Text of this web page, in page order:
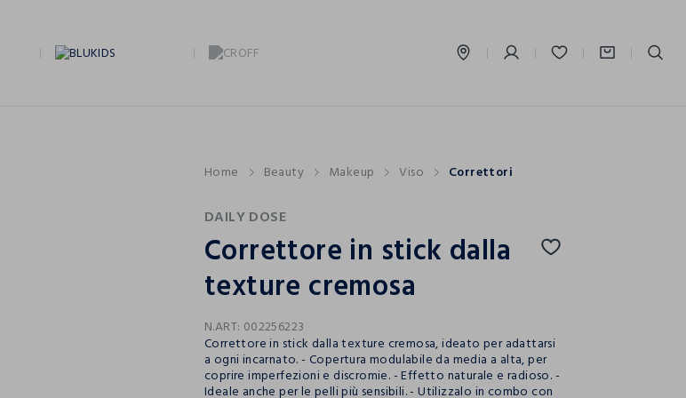
Home Beauty Makeup Viso Correttori
DAILY DOSE
Correttore in stick dalla
texture cremosa
N.ART: 002256223
Correttore in stick dalla texture cremosa, ideato per adattarsi
a ogni incarnato. - Copertura modulabile da media a alta, per
coprire imperfezioni e discromie. - Effetto naturale e radioso. -
Ideale anche per le pelli più sensibili. - Utilizzalo in combo con